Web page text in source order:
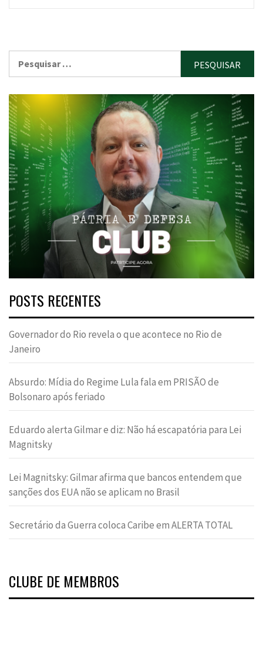
por:
POSTS RECENTES
Governador do Rio revela o que acontece no Rio de
Janeiro
Absurdo: Mídia do Regime Lula fala em PRISÃO de
Bolsonaro após feriado
Eduardo alerta Gilmar e diz: Não há escapatória para Lei
Magnitsky
Lei Magnitsky: Gilmar afirma que bancos entendem que
sanções dos EUA não se aplicam no Brasil
Secretário da Guerra coloca Caribe em ALERTA TOTAL
CLUBE DE MEMBROS